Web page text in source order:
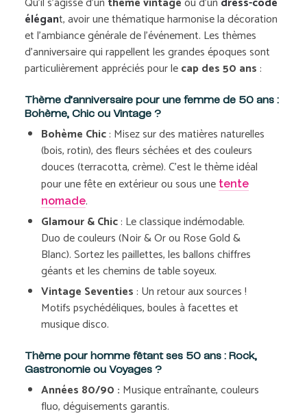
élégant, avoir une thématique harmonise la décoration
et l’ambiance générale de l’événement. Les thèmes
d’anniversaire qui rappellent les grandes époques sont
particulièrement appréciés pour lecap des 50 ans :
Thème d’anniversaire pour une femme de 50 ans :
Bohème, Chic ou Vintage ?
Bohème Chic: Misez sur des matières naturelles
(bois, rotin), des fleurs séchées et des couleurs
douces (terracotta, crème). C’est le thème idéal
pour une fête en extérieur ou sous une tente
nomade.
Glamour & Chic: Le classique indémodable.
Duo de couleurs (Noir & Or ou Rose Gold &
Blanc). Sortez les paillettes, les ballons chiffres
géants et les chemins de table soyeux.
Vintage Seventies : Un retour aux sources !
Motifs psychédéliques, boules à facettes et
musique disco.
Thème pour homme fêtant ses 50 ans : Rock,
Gastronomie ou Voyages ?
Années 80/90 : Musique entraînante, couleurs
fluo, déguisements garantis.